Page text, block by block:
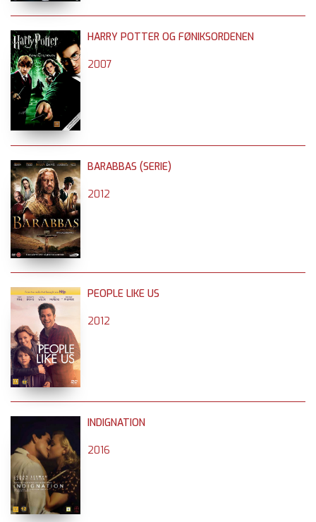
HARRY POTTER OG FØNIKSORDENEN
2007
BARABBAS (SERIE)
2012
PEOPLE LIKE US
2012
INDIGNATION
2016